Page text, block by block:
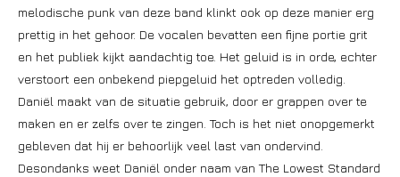
melodische punk van deze band klinkt ook op deze manier erg
prettig in het gehoor. De vocalen bevatten een fijne portie grit
en het publiek kijkt aandachtig toe. Het geluid is in orde, echter
verstoort een onbekend piepgeluid het optreden volledig.
Daniël maakt van de situatie gebruik, door er grappen over te
maken en er zelfs over te zingen. Toch is het niet onopgemerkt
gebleven dat hij er behoorlijk veel last van ondervind.
Desondanks weet Daniël onder naam van The Lowest Standard